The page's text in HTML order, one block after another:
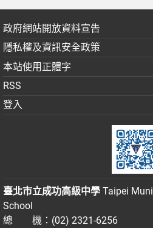
政府網站開放資料宣告
隱私權及資訊安全政策
本站使用正體字
RSS
登入
臺北市立成功高級中學 Taipei
School
總 機：(02) 2321-6256